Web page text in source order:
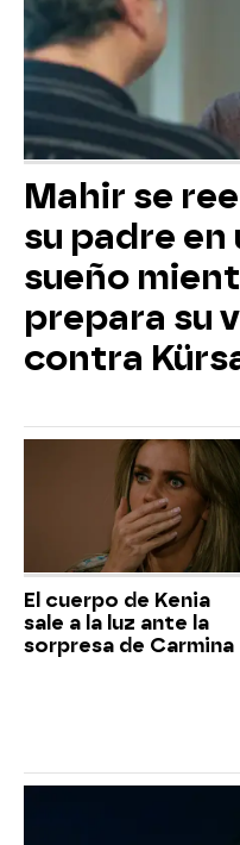
Mahir se
su padre
sueño
prepara su
contra
El cuerpo de Kenia
sale a la luz ante la
sorpresa de Carmina